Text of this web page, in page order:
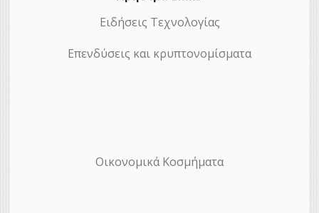
Ειδήσεις Τεχνολογίας
Επενδύσεις και κρυπτονομίσματα
Οικονομικά Κοσμήματα